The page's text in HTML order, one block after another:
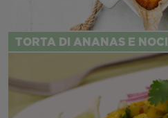
TORTA DI ANANAS E NOCI